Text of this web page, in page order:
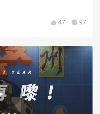
47 97